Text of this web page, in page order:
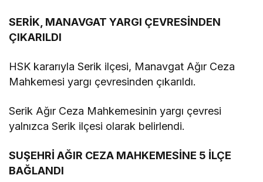
SERİK, MANAVGAT YARGI ÇEVRESİNDEN
ÇIKARILDI
HSK kararıyla Serik ilçesi, Manavgat Ağır Ceza
Mahkemesi yargı çevresinden çıkarıldı.
Serik Ağır Ceza Mahkemesinin yargı çevresi
yalnızca Serik ilçesi olarak belirlendi.
SUŞEHRİ AĞIR CEZA MAHKEMESİNE 5 İLÇE
BAĞLANDI